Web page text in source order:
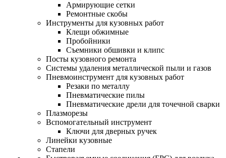
Армирующие сетки
Ремонтные скобы
Инструменты для кузовных работ
Клещи обжимные
Пробойники
Съемники обшивки и клипс
Посты кузовного ремонта
Системы удаления металлической пыли и газов
Пневмоинструмент для кузовных работ
Резаки по металлу
Пневматические пилы
Пневматические дрели для точечной сварки
Плазморезы
Вспомогательный инструмент
Ключи для дверных ручек
Линейки кузовные
Стапели